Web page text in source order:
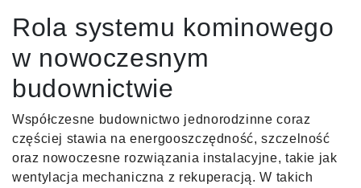
Rola systemu kominowego
w nowoczesnym
budownictwie
Współczesne budownictwo jednorodzinne coraz
częściej stawia na energooszczędność, szczelność
oraz nowoczesne rozwiązania instalacyjne, takie jak
wentylacja mechaniczna z rekuperacją. W takich